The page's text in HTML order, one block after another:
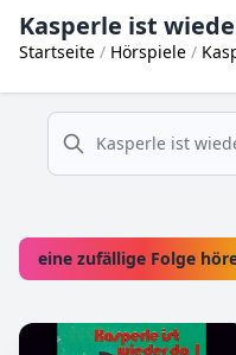
Kasperle ist
Startseite Hörspiele
suche
eine zufällige Folge